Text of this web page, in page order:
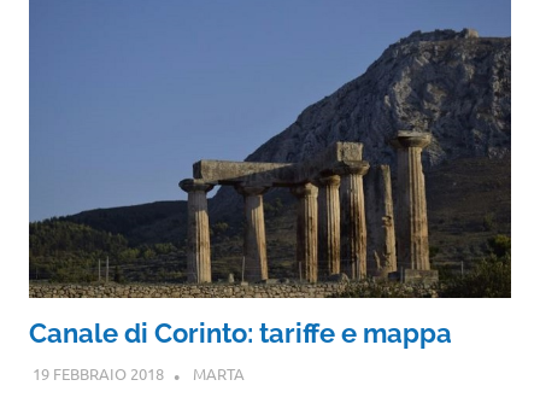
Canale di Corinto: tariffe e mappa
19 FEBBRAIO 2018 MARTA